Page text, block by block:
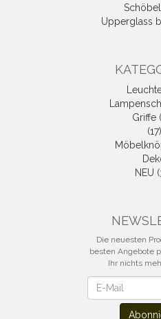
Upperglass
Griffe
(17)
NEU
Die neuesten
besten Angebote
Ihr nichts